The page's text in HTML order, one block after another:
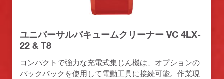
ユニバーサルバキュームクリーナー VC 4LX-
22 & T8
コンパクトで強力な充電式集じん機は、オプションの
バックパックを使用して電動工具に接続可能。作業現